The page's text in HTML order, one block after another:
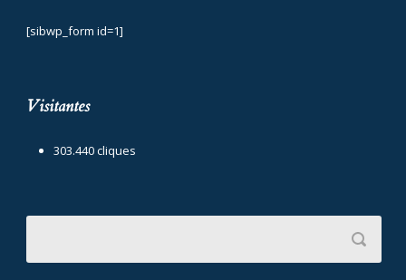
[sibwp_form id=1]
Visitantes
303.440 cliques